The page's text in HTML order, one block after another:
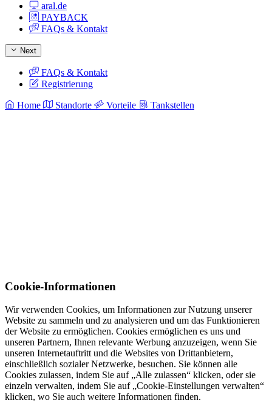
aral.de
PAYBACK
FAQs & Kontakt
Next
FAQs & Kontakt
Registrierung
Home Standorte Vorteile Tankstellen
Cookie-Informationen
Wir verwenden Cookies, um Informationen zur Nutzung unserer
Website zu sammeln und zu analysieren und um das Funktionieren
der Website zu ermöglichen. Cookies ermöglichen es uns und
unseren Partnern, Ihnen relevante Werbung anzuzeigen, wenn Sie
unseren Internetauftritt und die Websites von Drittanbietern,
einschließlich sozialer Netzwerke, besuchen. Sie können alle
Cookies zulassen, indem Sie auf „Alle zulassen“ klicken, oder sie
einzeln verwalten, indem Sie auf „Cookie-Einstellungen verwalten“
klicken, wo Sie auch weitere Informationen finden.